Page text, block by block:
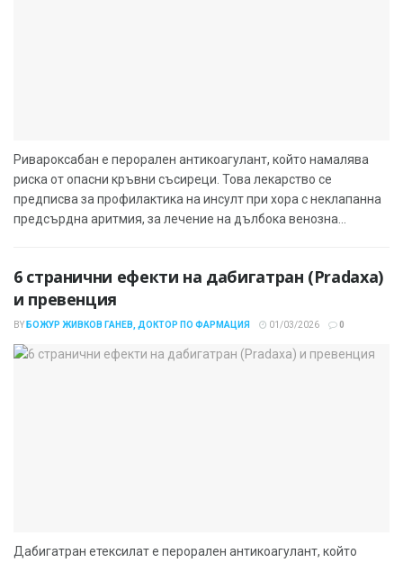
Ривароксабан е перорален антикоагулант, който намалява
риска от опасни кръвни съсиреци. Това лекарство се
предписва за профилактика на инсулт при хора с неклапанна
предсърдна аритмия, за лечение на дълбока венозна...
6 странични ефекти на дабигатран (Pradaxa)
и превенция
BY БОЖУР ЖИВКОВ ГАНЕВ, ДОКТОР ПО ФАРМАЦИЯ 01/03/2026 0
Дабигатран етексилат е перорален антикоагулант, който